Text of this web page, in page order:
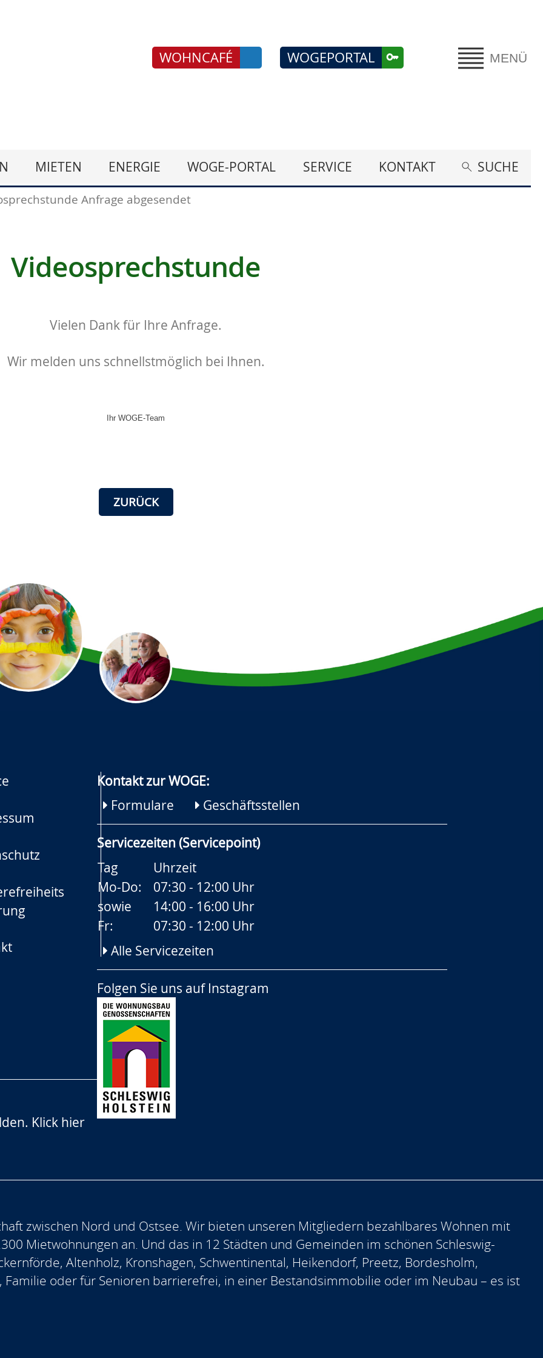
MENÜ
WOGEPORTAL
WOHNCAFÉ
MIETEN ENERGIE WOGE-PORTAL SERVICE KONTAKT SUCHE
Anfrage abgesendet
Videosprechstunde
Vielen Dank für Ihre Anfrage.
Wir melden uns schnellstmöglich bei Ihnen.
Ihr WOGE-Team
ZURÜCK
Kontakt zur WOGE:
Formulare
Geschäftsstellen
Servicezeiten (Servicepoint)
Tag
Uhrzeit
Mo-Do:
07:30 - 12:00 Uhr
sowie
14:00 - 16:00 Uhr
Fr:
07:30 - 12:00 Uhr
Alle Servicezeiten
Folgen Sie uns auf Instagram
Klick hier
zwischen Nord und Ostsee. Wir bieten unseren Mitgliedern bezahlbares Wohnen mit
Mietwohnungen an. Und das in 12 Städten und Gemeinden im schönen Schleswig-
Altenholz, Kronshagen, Schwentinental, Heikendorf, Preetz, Bordesholm,
Familie oder für Senioren barrierefrei, in einer Bestandsimmobilie oder im Neubau – es ist